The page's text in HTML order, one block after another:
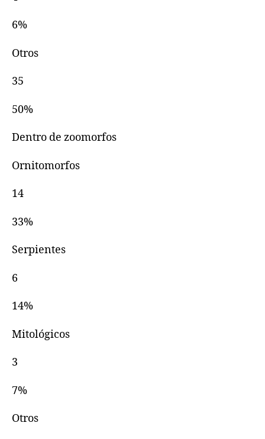
6%
Otros
35
50%
Dentro de zoomorfos
Ornitomorfos
14
33%
Serpientes
6
14%
Mitológicos
3
7%
Otros